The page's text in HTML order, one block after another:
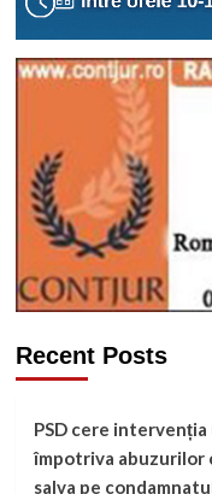
Recent Posts
PSD cere
împotriva abuzurilor
salva pe